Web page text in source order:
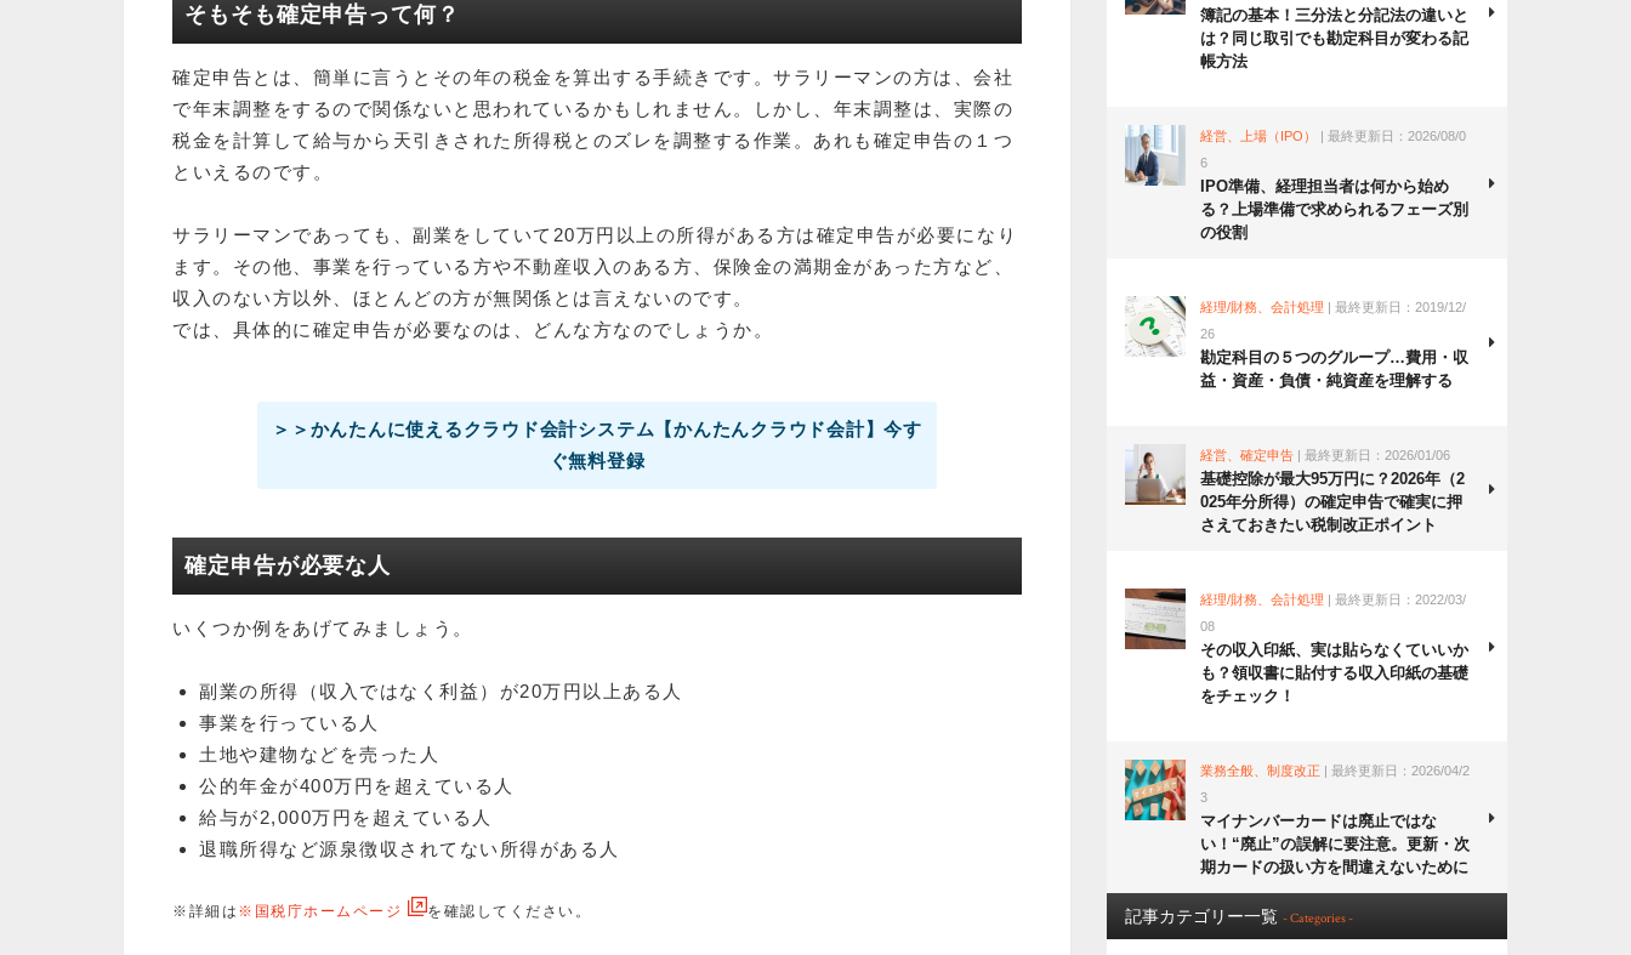
そもそも確定申告って何？
確定申告とは、簡単に言うとその年の税金を算出する手続きです。サラリーマンの方は、会社
で年末調整をするので関係ないと思われているかもしれません。しかし、年末調整は、実際の
税金を計算して給与から天引きされた所得税とのズレを調整する作業。あれも確定申告の１つ
といえるのです。
サラリーマンであっても、副業をしていて20万円以上の所得がある方は確定申告が必要になり
ます。その他、事業を行っている方や不動産収入のある方、保険金の満期金があった方など、
収入のない方以外、ほとんどの方が無関係とは言えないのです。
では、具体的に確定申告が必要なのは、どんな方なのでしょうか。
＞＞かんたんに使えるクラウド会計システム【かんたんクラウド会計】今す
ぐ無料登録
確定申告が必要な人
いくつか例をあげてみましょう。
副業の所得（収入ではなく利益）が20万円以上ある人
事業を行っている人
土地や建物などを売った人
公的年金が400万円を超えている人
給与が2,000万円を超えている人
退職所得など源泉徴収されてない所得がある人
※詳細は ※国税庁ホームページ を確認してください。
簿記の基本！三分法と分記法の違いと
は？同じ取引でも勘定科目が変わる記
帳方法
経営、上場（IPO）
| 最終更新日：2026/08/0
6
IPO準備、経理担当者は何から始め
る？上場準備で求められるフェーズ別
の役割
経理/財務、会計処理 | 最終更新日：2019/12/
26
勘定科目の５つのグループ…費用・収
益・資産・負債・純資産を理解する
経営、確定申告 | 最終更新日：2026/01/06
基礎控除が最大95万円に？2026年（2
025年分所得）の確定申告で確実に押
さえておきたい税制改正ポイント
経理/財務、会計処理 | 最終更新日：2022/03/
08
その収入印紙、実は貼らなくていいか
も？領収書に貼付する収入印紙の基礎
をチェック！
業務全般、制度改正 | 最終更新日：2026/04/2
3
マイナンバーカードは廃止ではな
い！“廃止”の誤解に要注意。更新・次
期カードの扱い方を間違えないために
記事カテゴリー一覧 - Categories -